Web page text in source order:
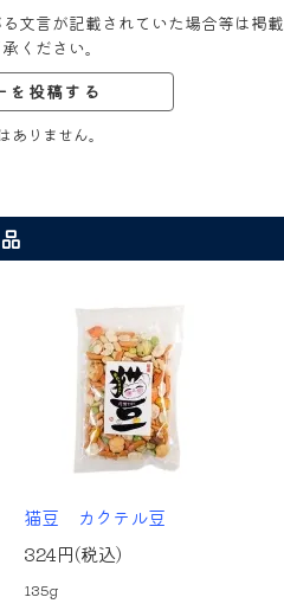
文言が記載されていた場合等は掲載
ください。
を投稿する
ありません。
猫豆 カクテル豆
324円(税込)
135g